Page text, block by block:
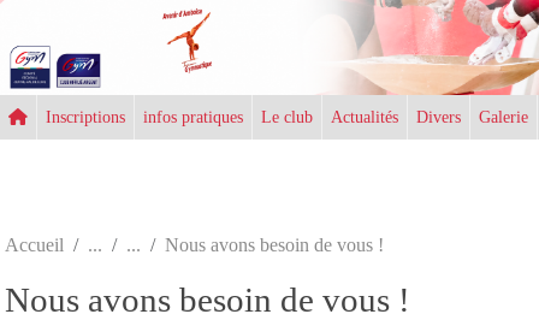
Inscriptions infos pratiques Le club Actualités Divers Galerie
Accueil Nous avons besoin de vous !
Nous avons besoin de vous !
Panneau de gestion des cookies